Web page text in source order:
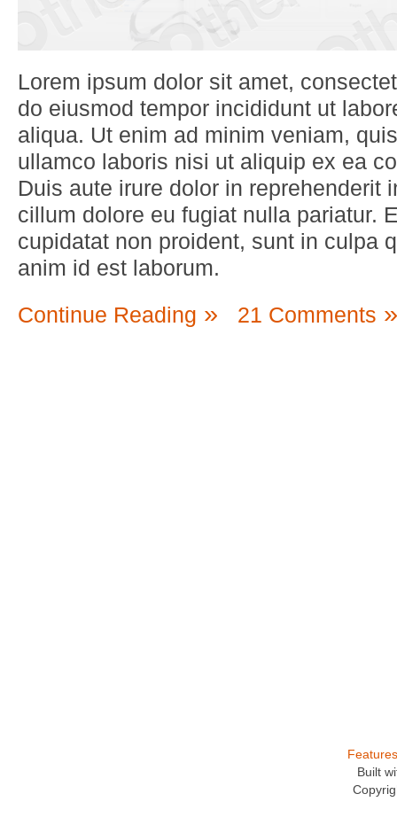
Lorem ipsum dolor sit amet,
do eiusmod tempor incididunt ut
aliqua. Ut enim ad minim veniam,
ullamco laboris nisi ut aliquip ex ea
Duis aute irure dolor in reprehenderit
cillum dolore eu fugiat nulla pariatur.
cupidatat non proident, sunt in culpa
anim id est laborum.
Continue Reading
21 Comments
Features
Built